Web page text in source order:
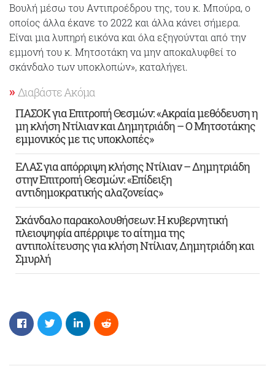
Βουλή μέσω του Αντιπροέδρου της, του κ. Μπούρα, ο
οποίος άλλα έκανε το 2022 και άλλα κάνει σήμερα.
Είναι μια λυπηρή εικόνα και όλα εξηγούνται από την
εμμονή του κ. Μητσοτάκη να μην αποκαλυφθεί το
σκάνδαλο των υποκλοπών», καταλήγει.
Διαβάστε Ακόμα
ΠΑΣΟΚ για Επιτροπή Θεσμών: «Ακραία μεθόδευση η
μη κλήση Ντίλιαν και Δημητριάδη – Ο Μητσοτάκης
εμμονικός με τις υποκλοπές»
ΕΛΑΣ για απόρριψη κλήσης Ντίλιαν – Δημητριάδη
στην Επιτροπή Θεσμών: «Επίδειξη
αντιδημοκρατικής αλαζονείας»
Σκάνδαλο παρακολουθήσεων: Η κυβερνητική
πλειοψηφία απέρριψε το αίτημα της
αντιπολίτευσης για κλήση Ντίλιαν, Δημητριάδη και
Σμυρλή